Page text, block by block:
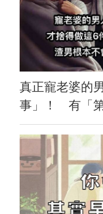
真正寵老婆的
事」！ 有「